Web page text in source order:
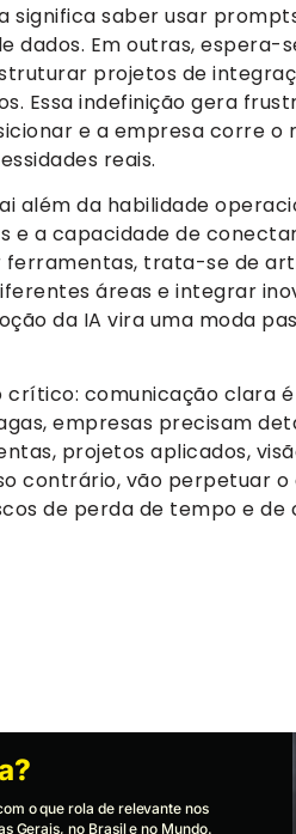
significa saber usar
dados. Em outras, espera-
projetos de
Essa indefinição gera
e a empresa corre o
reais.
além da habilidade
e a capacidade de
ferramentas, trata-se de
áreas e integrar
da IA vira uma moda
crítico: comunicação clara
empresas precisam
projetos aplicados,
contrário, vão perpetuar
de perda de tempo e de
o que rola de relevante nos
Gerais, no Brasil e no Mundo.